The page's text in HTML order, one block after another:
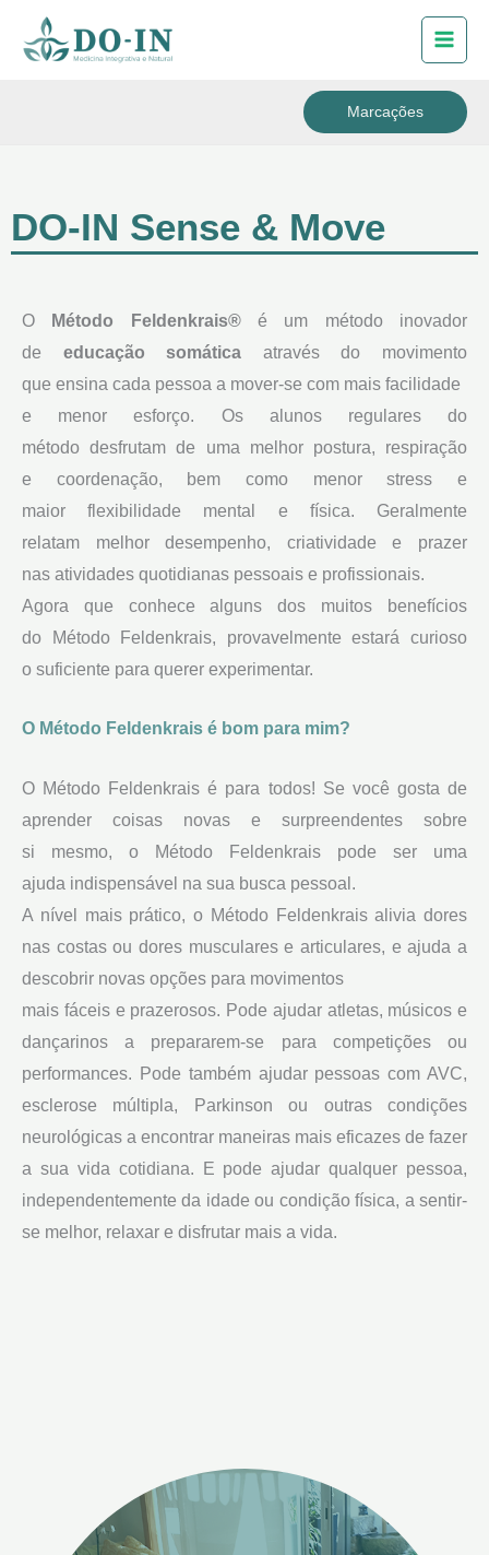
content
Marcações
DO-IN Sense & Move
O Método Feldenkrais®é um método inovador
de educação somática através do movimento
que ensina cada pessoa a mover-se com mais facilidade
e menor esforço. Os alunos regulares do
método desfrutam de uma melhor postura, respiração
e coordenação, bem como menor stress e
maior flexibilidade mental e física. Geralmente
relatam melhor desempenho, criatividade e prazer
nas atividades quotidianas pessoais e profissionais.
Agora que conhece alguns dos muitos benefícios
do Método Feldenkrais, provavelmente estará curioso
o suficiente para querer experimentar.
O Método Feldenkrais é bom para mim?
O Método Feldenkrais é para todos! Se você gosta de
aprender coisas novas e surpreendentes sobre
si mesmo, o Método Feldenkrais pode ser uma
ajuda indispensável na sua busca pessoal.
A nível mais prático, o Método Feldenkrais alivia dores
nas costas ou dores musculares e articulares, e ajuda a
descobrir novas opções para movimentos
mais fáceis e prazerosos. Pode ajudar atletas, músicos e
dançarinos a prepararem-se para competições ou
performances. Pode também ajudar pessoas com AVC,
esclerose múltipla, Parkinson ou outras condições
neurológicas a encontrar maneiras mais eficazes de fazer
a sua vida cotidiana. E pode ajudar qualquer pessoa,
independentemente da idade ou condição física, a sentir-
se melhor, relaxar e disfrutar mais a vida.